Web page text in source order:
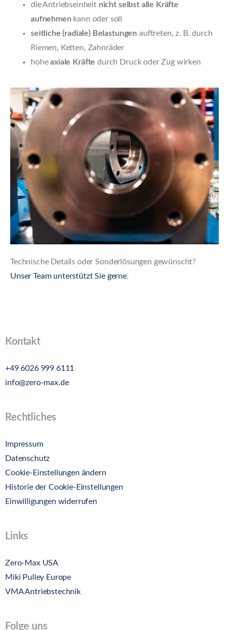
die Antriebseinheit nicht selbst alle Kräfte
aufnehmen kann oder soll
seitliche (radiale) Belastungen auftreten, z. B. durch
Riemen, Ketten, Zahnräder
hoheaxiale Kräfte durch Druck oder Zug wirken
Technische Details oder Sonderlösungen gewünscht?
Unser Team unterstützt Sie gerne.
Kontakt
+49 6026 999 6111
info@zero-max.de
Rechtliches
Impressum
Datenschutz
Cookie-Einstellungen ändern
Historie der Cookie-Einstellungen
Einwilligungen widerrufen
Links
Zero-Max USA
Miki Pulley Europe
VMA Antriebstechnik
Folge uns